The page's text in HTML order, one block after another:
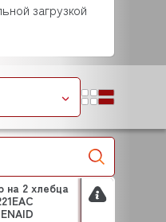
загрузкой
на 2 хлебца